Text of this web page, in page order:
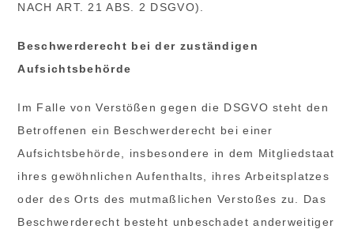
NACH ART. 21 ABS. 2 DSGVO).
Beschwerderecht bei der zuständigen
Aufsichtsbehörde
Im Falle von Verstößen gegen die DSGVO steht den
Betroffenen ein Beschwerderecht bei einer
Aufsichtsbehörde, insbesondere in dem Mitgliedstaat
ihres gewöhnlichen Aufenthalts, ihres Arbeitsplatzes
oder des Orts des mutmaßlichen Verstoßes zu. Das
Beschwerderecht besteht unbeschadet anderweitiger